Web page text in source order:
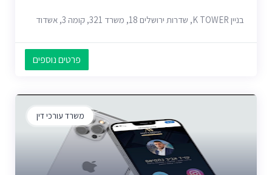
בניין K TOWER, שדרות ירושלים 18, משרד 321, קומה 3, אשדוד
פרטים נוספים
משרד עורכי דין